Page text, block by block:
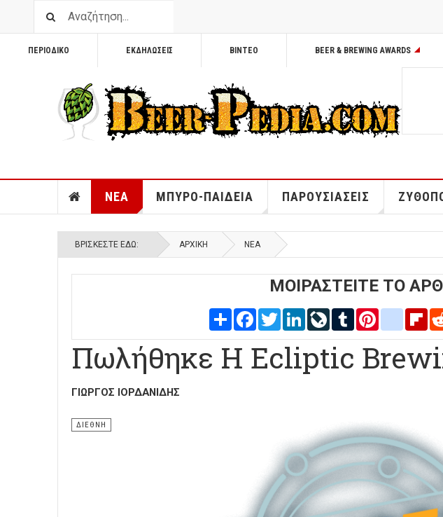
ΠΕΡΙΟΔΙΚΟ ΕΚΔΗΛΩΣΕΙΣ ΒΙΝΤΕΟ BEER & BREWING AWARDS
ΝΕΑ ΜΠΥΡΟ-ΠΑΙΔΕΙΑ ΠΑΡΟΥΣΙΑΣΕΙΣ
ΒΡΊΣΚΕΣΤΕ ΕΔΏ: ΑΡΧΙΚΉ ΝΕΑ
ΜΟΙΡΑΣΤΕΙΤΕ ΤΟ
Share FacebookTwitterLinkedInLiveJournal
Tumblr Pinterest
Πωλήθηκε Η Ecliptic
ΓΙΏΡΓΟΣ ΙΟΡΔΑΝΊΔΗΣ
ΔΙΕΘΝΗ